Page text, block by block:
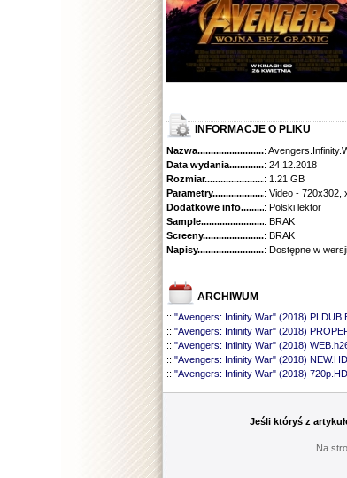
INFORMACJE O PLIKU
Nazwa.............................................
:
Data wydania......................................
: 24.12.2018
Rozmiar...........................................
: 1.21 GB
Parametry.........................................
: Video - 720x302,
Dodatkowe info....................................
: Polski lektor
Sample............................................
: BRAK
Screeny...........................................
: BRAK
Napisy............................................
: Dostępne w wersji
ARCHIWUM
:: "Avengers: Infinity War" (2018)
:: "Avengers: Infinity War" (2018)
:: "Avengers: Infinity War" (2018)
:: "Avengers: Infinity War" (2018)
:: "Avengers: Infinity War" (2018)
Jeśli któryś z
Na